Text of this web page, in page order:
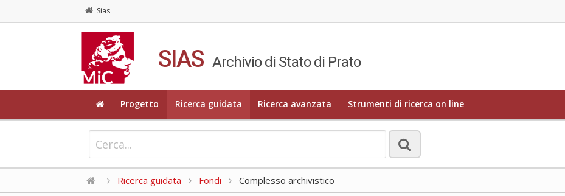
Sias
SIAS Archivio di Stato di Prato
Progetto Ricerca guidata Ricerca avanzata Strumenti di ricerca on line
Ricerca guidata Fondi Complesso archivistico